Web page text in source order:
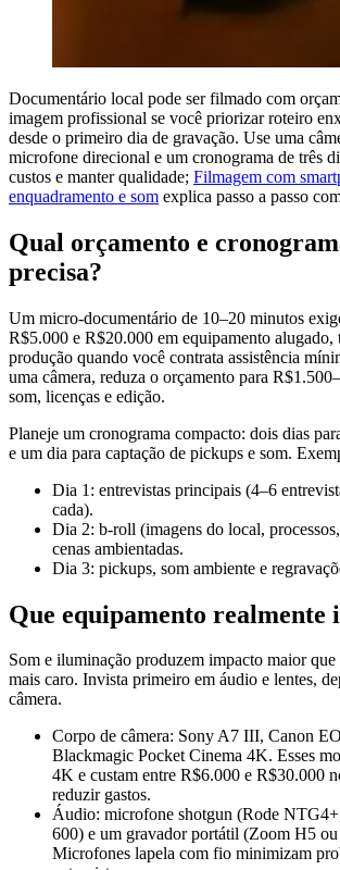
Documentário local pode ser filmado com
imagem profissional se você priorizar roteiro
desde o primeiro dia de gravação. Use uma
microfone direcional e um cronograma de três
custos e manter qualidade; Filmagem com
enquadramento e som explica passo a passo
Qual orçamento e
precisa?
Um micro-documentário de 10–20 minutos
R$5.000 e R$20.000 em equipamento alugado,
produção quando você contrata assistência
uma câmera, reduza o orçamento para
som, licenças e edição.
Planeje um cronograma compacto: dois dias
e um dia para captação de pickups e som.
Dia 1: entrevistas principais (4–6
cada).
Dia 2: b‑roll (imagens do local,
cenas ambientadas.
Dia 3: pickups, som ambiente e
Que equipamento realmente
Som e iluminação produzem impacto maior que
mais caro. Invista primeiro em áudio e lentes,
câmera.
Corpo de câmera: Sony A7 III, Canon
Blackmagic Pocket Cinema 4K. Esses
4K e custam entre R$6.000 e R$30.000
reduzir gastos.
Áudio: microfone shotgun (Rode
600) e um gravador portátil (Zoom H5 ou
Microfones lapela com fio minimizam